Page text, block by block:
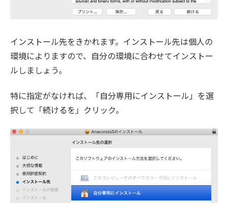
インストール先をきかれます。インストール先は個人の
環境によりますので、自分の環境に合わせてインストー
ルしましょう。
特に指定がなければ、「自分専用にインストール」を選
択して「続けるを」クリック。